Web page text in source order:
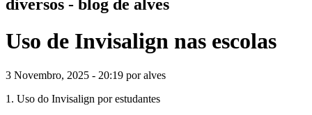
diversos - blog de alves
Uso de Invisalign nas escolas
3 Novembro, 2025 - 20:19 poralves
1. Uso do Invisalign por estudantes